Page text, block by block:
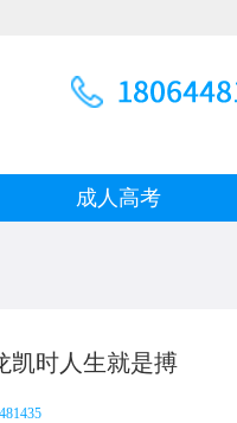
成人高考
凯时人生就是搏